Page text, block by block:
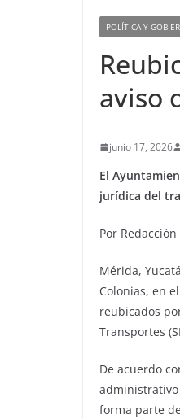
POLÍTICA Y
aviso
junio 17, 2026
El
jurídica del
Por Redacción
Mérida,
Colonias, en
reubicados
Transportes
De acuerdo
administrativo
forma parte